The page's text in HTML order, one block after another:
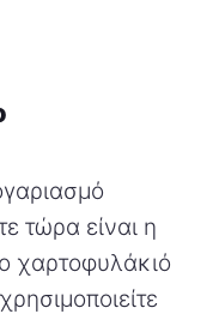
τώρα είναι η
χαρτοφυλάκιό